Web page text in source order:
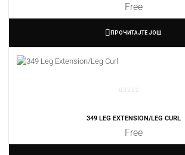
Free
ПРОЧИТАЈТЕ ЈОШ
349 LEG EXTENSION/LEG CURL
Free